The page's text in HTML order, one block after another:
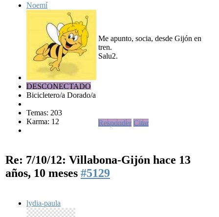
Noemí
DESCONECTADO
Bicicletero/a Dorado/a
Temas: 203
Karma: 12
Me apunto, socia, desde Gijón en
tren.
Salu2.
Responder Citar
Re: 7/10/12: Villabona-Gijón hace 13
años, 10 meses #5129
lydia-paula